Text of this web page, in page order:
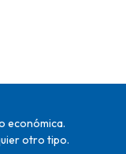
económica.
otro tipo.